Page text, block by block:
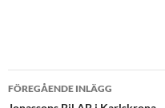
Inläggsnavigering
FÖREGÅENDE INLÄGG